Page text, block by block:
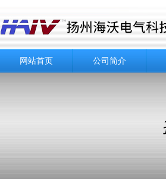
网站首页 公司简介